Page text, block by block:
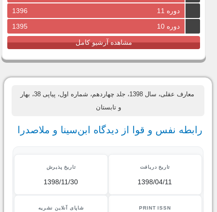
دوره 11
1396
دوره 10
1395
مشاهده آرشیو کامل
معارف عقلی، سال 1398، جلد چهاردهم، شماره اول، پیاپی 38، بهار
و تابستان
رابطه نفس و قوا از دیدگاه ابن‌سینا و ملاصدرا
تاریخ دریافت
1398/04/11
تاریخ پذیرش
1398/11/30
PRINT ISSN شاپای آنلاین نشریه